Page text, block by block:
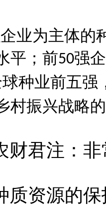
业为主体的
平；前50强
种业前五
村振兴战略
财君注：
质资源的